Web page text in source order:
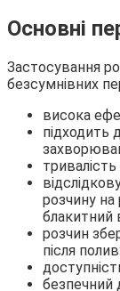
Основні
Застосування
безсумнівних
висока
підходить
тривалість
розчину
блакитний
розчин
після
безпечний